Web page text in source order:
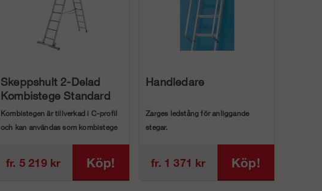
Skeppshult 2-Delad
Kombistege Standard
Kombistegen är tillverkad i C-profil
och kan användas som kombistege
fr. 5 219 kr Köp!
Handledare
Zarges ledstång för anliggande
stegar.
fr. 1 371 kr Köp!